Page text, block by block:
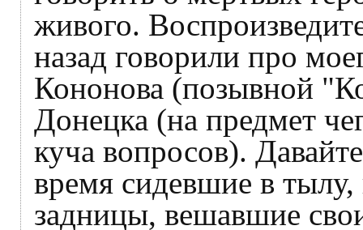
живого.
назад говорили про
Кононова (позывной
Донецка (на предмет
куча вопросов).
время сидевшие в
задницы, вешавшие